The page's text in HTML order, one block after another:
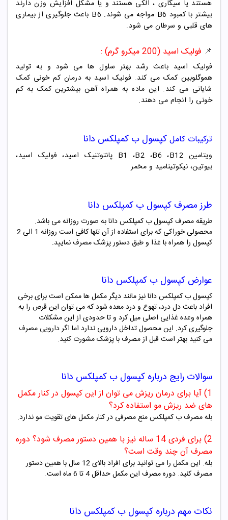
هستند یا سیگاری ، الکی هستند و یا مشکل افزایش وزن دارند
بیشتر با کمبود B6 مواجه می شوند. B6 باعث جلوگیری از بیماری
های قلبی و سرطان می شود.
📌 فولیک اسید (200 میکرو گرم) :
فولیک اسید باعث رشد بهتر سلول ها می شود و به تولید
هموگلوبین کمک می کند. فولیک اسید به درمان کم خونی کمک
شایانی می کند. این ماده به همراه آهن بیشترین کمک به کم
خونی را انجام می دهند.
ترکیبات کاملکپسول ب کمپلکس دانا
ویتامین B1 ،B2 ،B6 ،B12 پانتوتنیک اسید، فولیک اسید،
بیوتین، نیکوتینامید و مخمر
طرز مصرف کپسول ب کمپلکس دانا
طریقه مصرف کپسول ب کمپلکس دانا به صورت روزانه می باشد.
محصولی خوراکی که برای استفاده از آن تنها کافی است روزانه 1 الی 2
کپسول را همراه با غذا و طبق دستور پزشک مصرف نمایید.
عوارض کپسول ب کمپلکس دانا
کپسول ب کمپلکس دانا نیز مانند دیگر مکمل ها ممکن است برای برخی
افراد باعث دل درد، تهوع و درد معده شود که می توان این قرص را به
همراه وعده غذایی اصلی میل کرد و تا حدودی از این مشکلات
جلوگیری کرد. این محصول تداخل دارویی ندارد اما اگر دارویی مصرف
می کنید بهتر است قبل از مصرف با پزشک مشورت کنید.
سوالات رایج درباره کپسول ب کمپلکس دانا
1) آیا برای درمان ریزش می توان از این کپسول در کنار مکمل
های ضد ریزش مو استفاده کرد؟
بله مصرف ب کمپلکس منع مصرفی در کنار مکمل های تقویت مو ندارد.
2) برای فردی 14 ساله نیز با همین دستور مصرف شود؟ دوره
مصرف آن چند وقت است؟
بله. این مکمل را می توانید برای افراد بالای 12 سال با همین دستور
مصرف کنید. دوره مصرف این مکمل حداقل 4 تا 6 ماه است.
نکات مهم درباره کپسول ب کمپلکس دانا